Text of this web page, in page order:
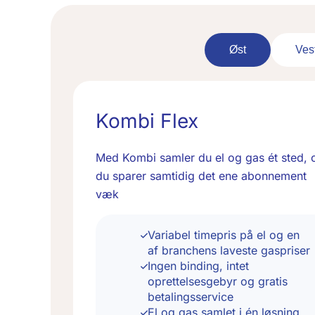
Øst
Kombi Flex
Med Kombi samler du el og gas ét sted,
du sparer samtidig det ene abonnement
væk
Variabel timepris på el og en
af branchens laveste gaspriser
Ingen binding, intet
oprettelsesgebyr og gratis
betalingsservice
El og gas samlet i én løsning